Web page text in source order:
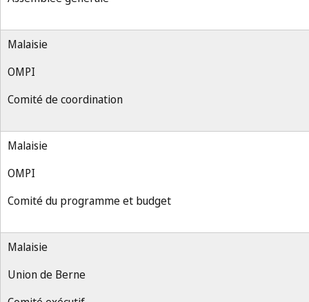
Malaisie
OMPI
Comité de coordination
Malaisie
OMPI
Comité du programme et budget
Malaisie
Union de Berne